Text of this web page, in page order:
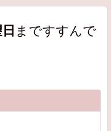
まですすんで